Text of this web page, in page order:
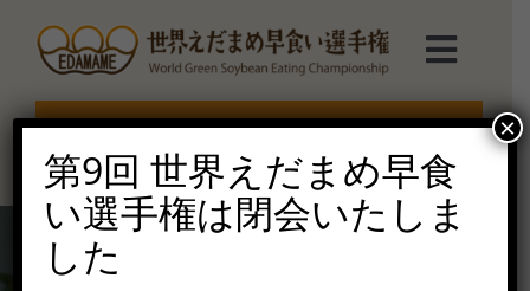
content
選手権TOP
選手権について
えだまめmarche
第9回 世界えだまめ早食
い選手権は閉会いたしま
した
×